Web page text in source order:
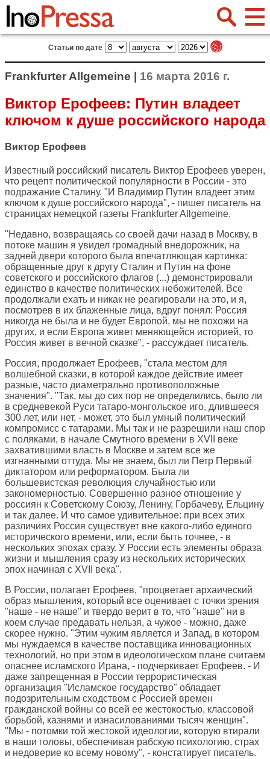
Статьи по дате
Frankfurter Allgemeine | 16 марта 2016 г.
Виктор Ерофеев: Путин владеет
ключом к душе российского народа
Виктор Ерофеев
Известный российский писатель Виктор Ерофеев уверен,
что рецепт политической популярности в России - это
подражание Сталину. "И Владимир Путин владеет этим
ключом к душе российского народа", - пишет писатель на
страницах немецкой газеты Frankfurter Allgemeine.
"Недавно, возвращаясь со своей дачи назад в Москву, в
потоке машин я увидел громадный внедорожник, на
задней двери которого была впечатляющая картинка:
обращенные друг к другу Сталин и Путин на фоне
советского и российского флагов (...) демонстрировали
единство в качестве политических небожителей. Все
продолжали ехать и никак не реагировали на это, и я,
посмотрев в их блаженные лица, вдруг понял: Россия
никогда не была и не будет Европой, мы не похожи на
других, и если Европа живет меняющейся историей, то
Россия живет в вечной сказке", - рассуждает писатель.
Россия, продолжает Ерофеев, "стала местом для
волшебной сказки, в которой каждое действие имеет
разные, часто диаметрально противоположные
значения". "Так, мы до сих пор не определились, было ли
в средневекой Руси татаро-монгольское иго, длившееся
300 лет, или нет, - может, это был умный политический
компромисс с татарами. Мы так и не разрешили наш спор
с поляками, в начале Смутного времени в XVII веке
захватившими власть в Москве и затем все же
изгнанными оттуда. Мы не знаем, был ли Петр Первый
диктатором или реформатором. Была ли
большевистская революция случайностью или
закономерностью. Совершенно разное отношение у
россиян к Советскому Союзу, Ленину, Горбачеву, Ельцину
и так далее. И что самое удивительное: при всех этих
различиях Россия существует вне какого-либо единого
исторического времени, или, если быть точнее, - в
нескольких эпохах сразу. У России есть элементы образа
жизни и мышления сразу из нескольких исторических
эпох начиная с XVII века".
В России, полагает Ерофеев, "процветает архаический
образ мышления, который все оценивает с точки зрения
"наше - не наше" и твердо верит в то, что "наше" ни в
коем случае предавать нельзя, а чужое - можно, даже
скорее нужно. "Этим чужим является и Запад, в котором
мы нуждаемся в качестве поставщика инновационных
технологий, но при этом в идеологическом плане считаем
опаснее исламского Ирана, - подчеркивает Ерофеев. - И
даже запрещенная в России террористическая
организация "Исламское государство" обладает
подозрительным сходством с Россией времен
гражданской войны со всей ее жестокостью, классовой
борьбой, казнями и изнасилованиями тысяч женщин".
"Мы - потомки той жестокой идеологии, которую втирали
в наши головы, обеспечивая рабскую психологию, страх
и недоверие ко всему новому", - констатирует писатель.